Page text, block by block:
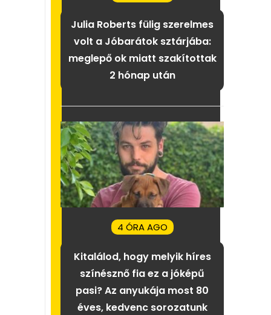
Julia Roberts fülig szerelmes
volt a Jóbarátok sztárjába:
meglepő ok miatt szakítottak
2 hónap után
4 ÓRA AGO
Kitalálod, hogy melyik híres
színésznő fia ez a jóképű
pasi? Az anyukája most 80
éves, kedvenc sorozatunk